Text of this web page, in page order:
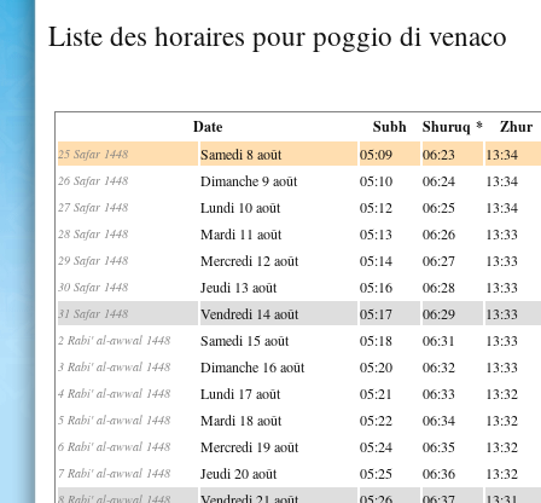
Liste des horaires pour poggio di venaco
Date Subh Shuruq * Zhur
25 Safar 1448 Samedi 8 août 05:09 06:23 13:34
26 Safar 1448 Dimanche 9 août 05:10 06:24 13:34
27 Safar 1448 Lundi 10 août 05:12 06:25 13:34
28 Safar 1448 Mardi 11 août 05:13 06:26 13:33
29 Safar 1448 Mercredi 12 août 05:14 06:27 13:33
30 Safar 1448 Jeudi 13 août 05:16 06:28 13:33
31 Safar 1448 Vendredi 14 août 05:17 06:29 13:33
2 Rabi' al-awwal 1448 Samedi 15 août 05:18 06:31 13:33
3 Rabi' al-awwal 1448 Dimanche 16 août 05:20 06:32 13:33
4 Rabi' al-awwal 1448 Lundi 17 août 05:21 06:33 13:32
5 Rabi' al-awwal 1448 Mardi 18 août 05:22 06:34 13:32
6 Rabi' al-awwal 1448 Mercredi 19 août 05:24 06:35 13:32
7 Rabi' al-awwal 1448 Jeudi 20 août 05:25 06:36 13:32
8 Rabi' al-awwal 1448